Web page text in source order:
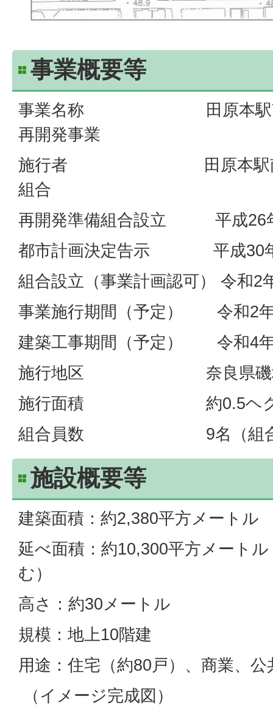
事業概要等
事業名称 田原本駅南地
再開発事業
施行者 田原本駅南地
組合
再開発準備組合設立 平成26
都市計画決定告示 平成30
組合設立（事業計画認可） 令和2
事業施行期間（予定） 令和2年
建築工事期間（予定） 令和4年
施行地区 奈良県磯城郡
施行面積 約0.5ヘク
組合員数 9名（組合設
施設概要等
建築面積：約2,380平方メートル
延べ面積：約10,300平方メート
む）
高さ：約30メートル
規模：地上10階建
用途：住宅（約80戸）、商業、
（イメージ完成図）